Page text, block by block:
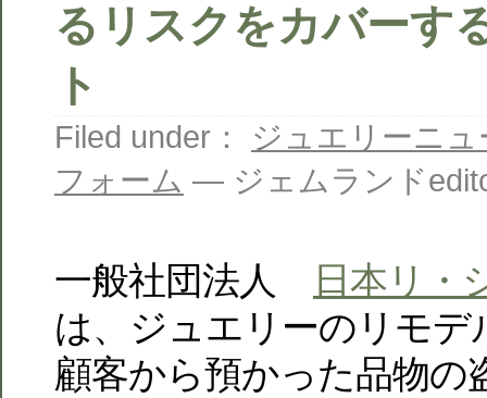
るリスクをカバーす
ト
Filed under： ジュエリーニュ
フォーム — ジェムランド
一般社団法人
日本リ・
は、ジュエリーのリモデ
顧客から預かった品物の